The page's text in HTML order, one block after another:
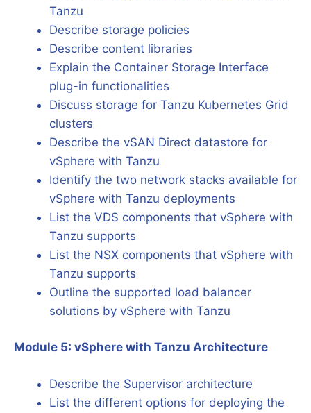
Tanzu
Describe storage policies
Describe content libraries
Explain the Container Storage Interface
plug-in functionalities
Discuss storage for Tanzu Kubernetes Grid
clusters
Describe the vSAN Direct datastore for
vSphere with Tanzu
Identify the two network stacks available for
vSphere with Tanzu deployments
List the VDS components that vSphere with
Tanzu supports
List the NSX components that vSphere with
Tanzu supports
Outline the supported load balancer
solutions by vSphere with Tanzu
Module 5: vSphere with Tanzu Architecture
Describe the Supervisor architecture
List the different options for deploying the